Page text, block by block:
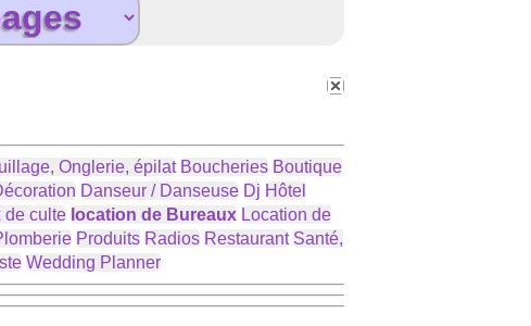
Onglerie, épilat Boucheries Boutique
Danseur / Danseuse Dj Hôtel
de culte location de Bureaux Location de
Produits Radios Restaurant Santé,
Wedding Planner